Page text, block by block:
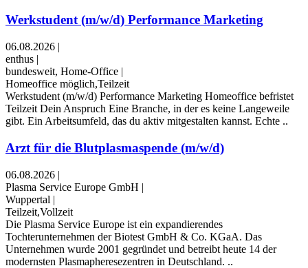
Werkstudent (m/w/d) Performance Marketing
06.08.2026 |
enthus |
bundesweit, Home-Office |
Homeoffice möglich,Teilzeit
Werkstudent (m/w/d) Performance Marketing ​Homeoffice ​befristet ​
Teilzeit Dein Anspruch Eine Branche, in der es keine Langeweile
gibt. Ein Arbeitsumfeld, das du aktiv mitgestalten kannst. Echte ..
Arzt für die Blutplasmaspende (m/w/d)
06.08.2026 |
Plasma Service Europe GmbH |
Wuppertal |
Teilzeit,Vollzeit
Die Plasma Service Europe ist ein expandierendes
Tochterunternehmen der Biotest GmbH & Co. KGaA. Das
Unternehmen wurde 2001 gegründet und betreibt heute 14 der
modernsten Plasmapheresezentren in Deutschland. ..